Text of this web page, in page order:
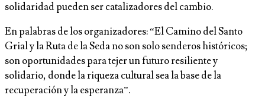
solidaridad pueden ser catalizadores del cambio.
En palabras de los organizadores: “El Camino del Santo
Grial y la Ruta de la Seda no son solo senderos históricos;
son oportunidades para tejer un futuro resiliente y
solidario, donde la riqueza cultural sea la base de la
recuperación y la esperanza”.